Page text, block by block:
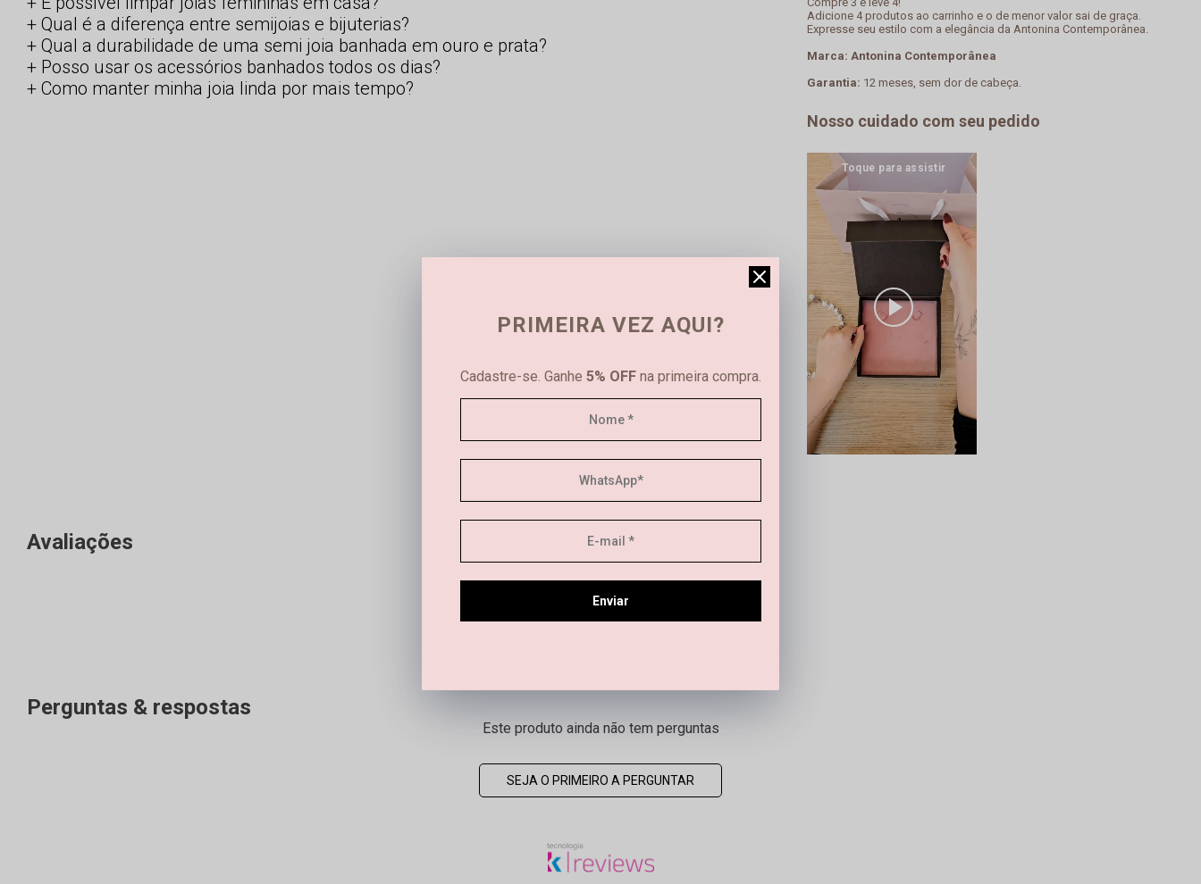
Qual é a diferença entre semijoias e bijuterias?
Qual a durabilidade de uma semi joia banhada em ouro e prata?
Posso usar os acessórios banhados todos os dias?
Como manter minha joia linda por mais tempo?
Adicione 4 produtos ao carrinho e o de menor valor sai de graça.
Expresse seu estilo com a elegância da Antonina Contemporânea.
Marca: Antonina Contemporânea
Garantia: 12 meses, sem dor de cabeça.
Nosso cuidado com seu pedido
Avaliações
Este produto ainda não tem avaliações
Perguntas & respostas
Este produto ainda não tem perguntas
SEJA O PRIMEIRO A PERGUNTAR
PRIMEIRA VEZ AQUI?
Cadastre-se. Ganhe 5% OFF na primeira compra.
Enviar